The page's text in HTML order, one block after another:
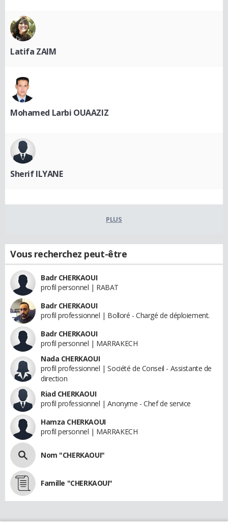
Latifa ZAIM
Mohamed Larbi OUAAZIZ
Sherif ILYANE
PLUS
Vous recherchez peut-être
Badr CHERKAOUI
profil personnel | RABAT
Badr CHERKAOUI
profil professionnel | Bolloré - Chargé de déploiement.
Badr CHERKAOUI
profil personnel | MARRAKECH
Nada CHERKAOUI
profil professionnel | Société de Conseil - Assistante de
direction
Riad CHERKAOUI
profil professionnel | Anonyme - Chef de service
Hamza CHERKAOUI
profil personnel | MARRAKECH
Nom "CHERKAOUI"
Famille "CHERKAOUI"